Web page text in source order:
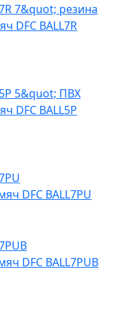
DFC BALL7R
DFC BALL5P
DFC BALL7PU
DFC BALL7PUB